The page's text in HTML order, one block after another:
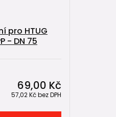
pro HTUG
- DN 75
69,00 Kč
57,02 Kčbez DPH